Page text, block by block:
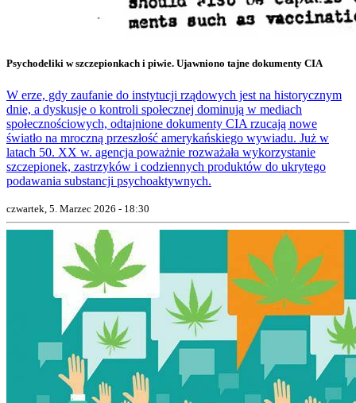
Psychodeliki w szczepionkach i piwie. Ujawniono tajne dokumenty CIA
W erze, gdy zaufanie do instytucji rządowych jest na historycznym
dnie, a dyskusje o kontroli społecznej dominują w mediach
społecznościowych, odtajnione dokumenty CIA rzucają nowe
światło na mroczną przeszłość amerykańskiego wywiadu. Już w
latach 50. XX w. agencja poważnie rozważała wykorzystanie
szczepionek, zastrzyków i codziennych produktów do ukrytego
podawania substancji psychoaktywnych.
czwartek, 5. Marzec 2026 - 18:30